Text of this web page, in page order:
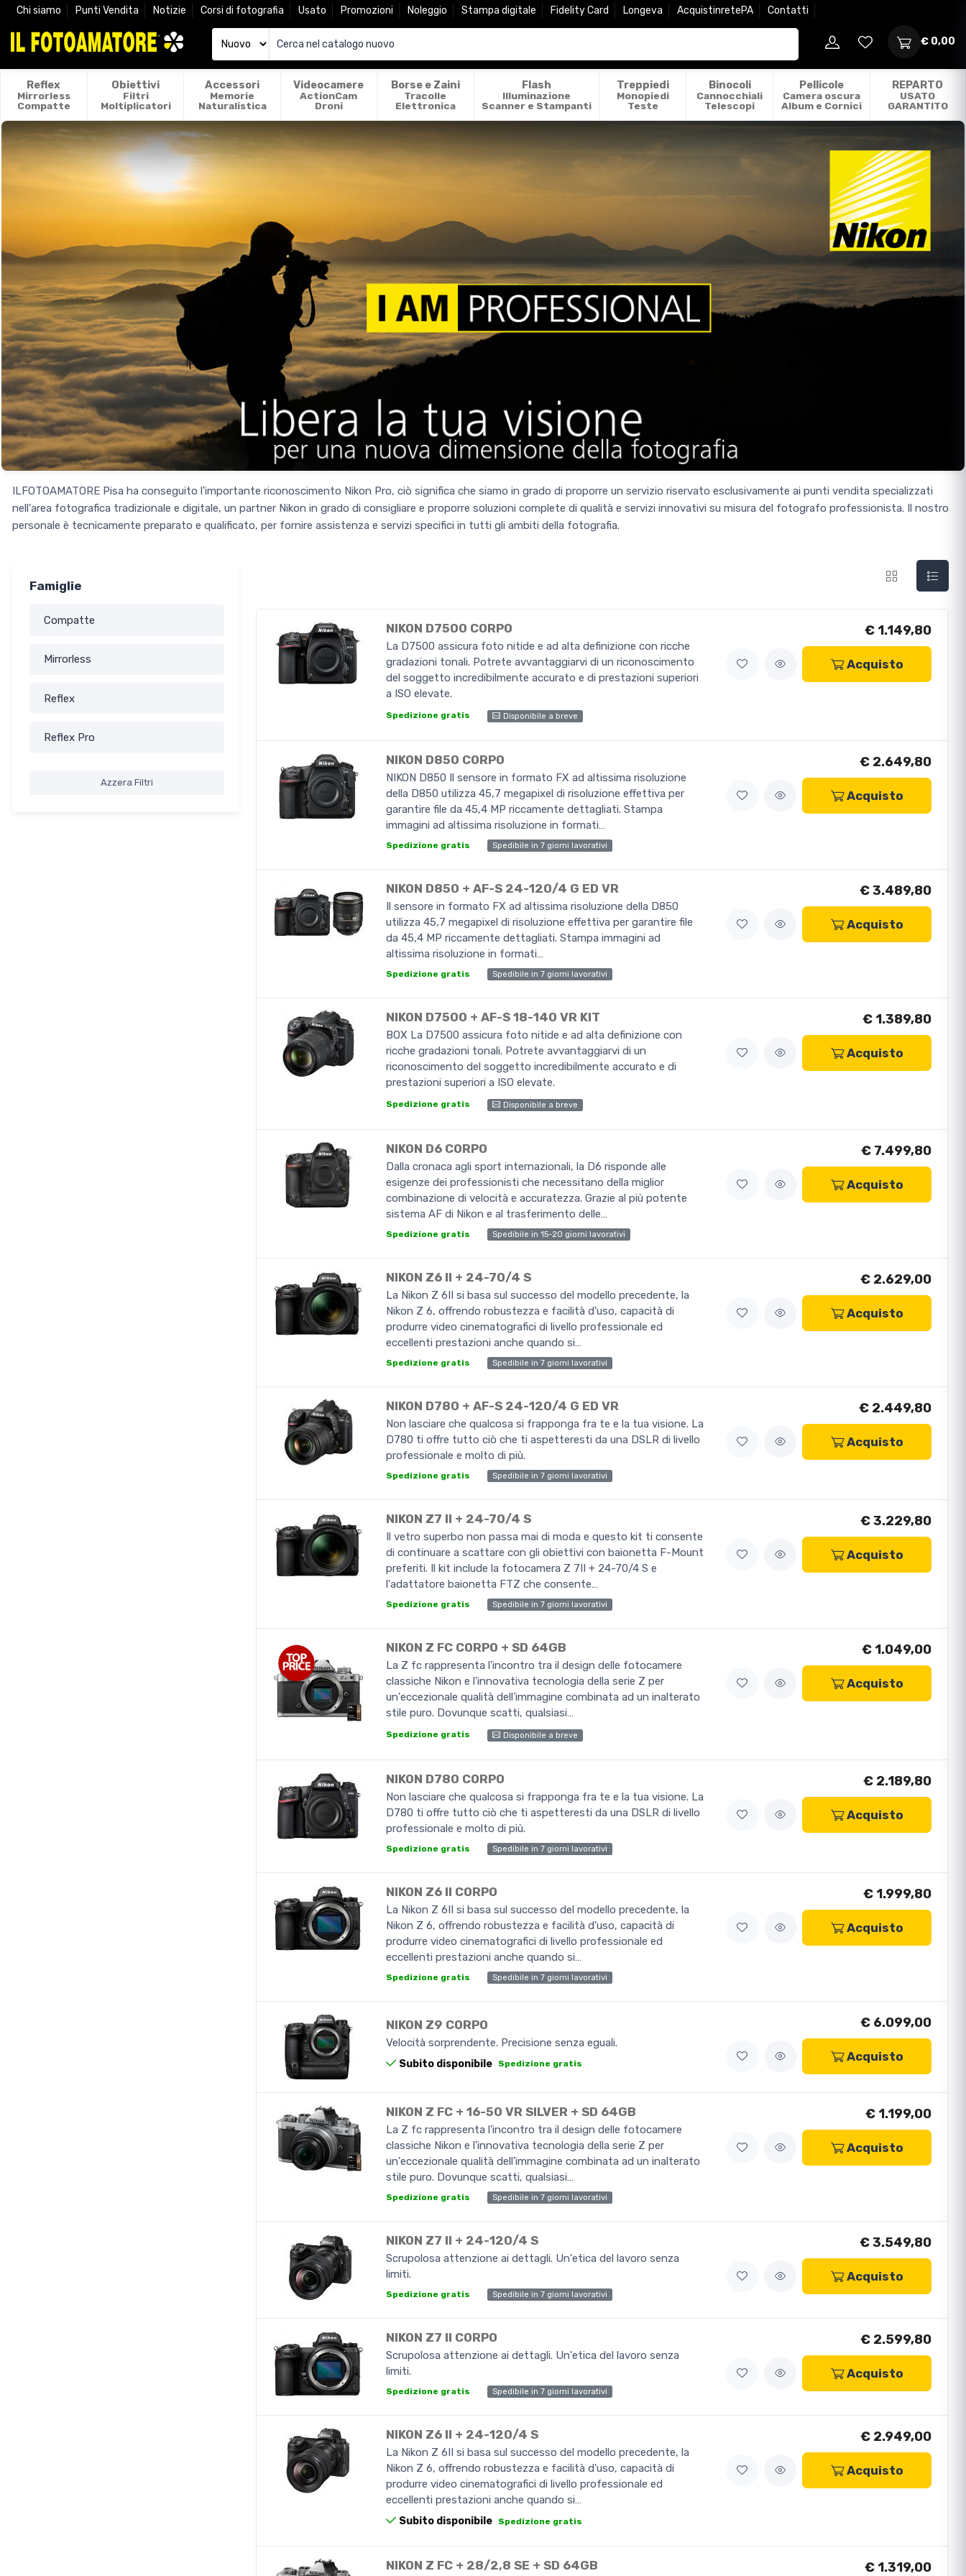
Chi siamo Punti Vendita Notizie Corsi di fotografia Usato Promozioni Noleggio Stampa digitale Fidelity Card Longeva AcquistinretePA Contatti
€ 0,00
Reflex
Mirrorless
Compatte
Obiettivi
Filtri
Moltiplicatori
Accessori
Memorie
Naturalistica
Videocamere
ActionCam
Droni
Borse e Zaini
Tracolle
Elettronica
Flash
Illuminazione
Scanner e Stampanti
Treppiedi
Monopiedi
Teste
Binocoli
Cannocchiali
Telescopi
Pellicole
Camera oscura
Album e Cornici
REPARTO
USATO
GARANTITO
ILFOTOAMATORE Pisa ha conseguito l'importante riconoscimento Nikon Pro, ciò significa che siamo in grado di proporre un servizio riservato esclusivamente ai punti vendita specializzati
nell'area fotografica tradizionale e digitale, un partner Nikon in grado di consigliare e proporre soluzioni complete di qualità e servizi innovativi su misura del fotografo professionista. Il nostro
personale è tecnicamente preparato e qualificato, per fornire assistenza e servizi specifici in tutti gli ambiti della fotografia.
Famiglie
Compatte
Mirrorless
Reflex
Reflex Pro
Azzera Filtri
NIKON D7500 CORPO
La D7500 assicura foto nitide e ad alta definizione con ricche
gradazioni tonali. Potrete avvantaggiarvi di un riconoscimento
del soggetto incredibilmente accurato e di prestazioni superiori
a ISO elevate.
Spedizione gratis Disponibile a breve
€ 1.149,80
Acquisto
NIKON D850 CORPO
NIKON D850 Il sensore in formato FX ad altissima risoluzione
della D850 utilizza 45,7 megapixel di risoluzione effettiva per
garantire file da 45,4 MP riccamente dettagliati. Stampa
immagini ad altissima risoluzione in formati…
Spedizione gratis Spedibile in 7 giorni lavorativi
€ 2.649,80
Acquisto
NIKON D850 + AF-S 24-120/4 G ED VR
Il sensore in formato FX ad altissima risoluzione della D850
utilizza 45,7 megapixel di risoluzione effettiva per garantire file
da 45,4 MP riccamente dettagliati. Stampa immagini ad
altissima risoluzione in formati…
Spedizione gratis Spedibile in 7 giorni lavorativi
€ 3.489,80
Acquisto
NIKON D7500 + AF-S 18-140 VR KIT
BOX La D7500 assicura foto nitide e ad alta definizione con
ricche gradazioni tonali. Potrete avvantaggiarvi di un
riconoscimento del soggetto incredibilmente accurato e di
prestazioni superiori a ISO elevate.
Spedizione gratis Disponibile a breve
€ 1.389,80
Acquisto
NIKON D6 CORPO
Dalla cronaca agli sport internazionali, la D6 risponde alle
esigenze dei professionisti che necessitano della miglior
combinazione di velocità e accuratezza. Grazie al più potente
sistema AF di Nikon e al trasferimento delle…
Spedizione gratis Spedibile in 15-20 giorni lavorativi
€ 7.499,80
Acquisto
NIKON Z6 II + 24-70/4 S
La Nikon Z 6II si basa sul successo del modello precedente, la
Nikon Z 6, offrendo robustezza e facilità d'uso, capacità di
produrre video cinematografici di livello professionale ed
eccellenti prestazioni anche quando si…
Spedizione gratis Spedibile in 7 giorni lavorativi
€ 2.629,00
Acquisto
NIKON D780 + AF-S 24-120/4 G ED VR
Non lasciare che qualcosa si frapponga fra te e la tua visione. La
D780 ti offre tutto ciò che ti aspetteresti da una DSLR di livello
professionale e molto di più.
Spedizione gratis Spedibile in 7 giorni lavorativi
€ 2.449,80
Acquisto
NIKON Z7 II + 24-70/4 S
Il vetro superbo non passa mai di moda e questo kit ti consente
di continuare a scattare con gli obiettivi con baionetta F-Mount
preferiti. Il kit include la fotocamera Z 7II + 24-70/4 S e
l'adattatore baionetta FTZ che consente…
Spedizione gratis Spedibile in 7 giorni lavorativi
€ 3.229,80
Acquisto
NIKON Z FC CORPO + SD 64GB
La Z fc rappresenta l'incontro tra il design delle fotocamere
classiche Nikon e l'innovativa tecnologia della serie Z per
un'eccezionale qualità dell'immagine combinata ad un inalterato
stile puro. Dovunque scatti, qualsiasi…
Spedizione gratis Disponibile a breve
€ 1.049,00
Acquisto
NIKON D780 CORPO
Non lasciare che qualcosa si frapponga fra te e la tua visione. La
D780 ti offre tutto ciò che ti aspetteresti da una DSLR di livello
professionale e molto di più.
Spedizione gratis Spedibile in 7 giorni lavorativi
€ 2.189,80
Acquisto
NIKON Z6 II CORPO
La Nikon Z 6II si basa sul successo del modello precedente, la
Nikon Z 6, offrendo robustezza e facilità d'uso, capacità di
produrre video cinematografici di livello professionale ed
eccellenti prestazioni anche quando si…
Spedizione gratis Spedibile in 7 giorni lavorativi
€ 1.999,80
Acquisto
NIKON Z9 CORPO
Velocità sorprendente. Precisione senza eguali.
Subito disponibile Spedizione gratis
€ 6.099,00
Acquisto
NIKON Z FC + 16-50 VR SILVER + SD 64GB
La Z fc rappresenta l'incontro tra il design delle fotocamere
classiche Nikon e l'innovativa tecnologia della serie Z per
un'eccezionale qualità dell'immagine combinata ad un inalterato
stile puro. Dovunque scatti, qualsiasi…
Spedizione gratis Spedibile in 7 giorni lavorativi
€ 1.199,00
Acquisto
NIKON Z7 II + 24-120/4 S
Scrupolosa attenzione ai dettagli. Un'etica del lavoro senza
limiti.
Spedizione gratis Spedibile in 7 giorni lavorativi
€ 3.549,80
Acquisto
NIKON Z7 II CORPO
Scrupolosa attenzione ai dettagli. Un'etica del lavoro senza
limiti.
Spedizione gratis Spedibile in 7 giorni lavorativi
€ 2.599,80
Acquisto
NIKON Z6 II + 24-120/4 S
La Nikon Z 6II si basa sul successo del modello precedente, la
Nikon Z 6, offrendo robustezza e facilità d'uso, capacità di
produrre video cinematografici di livello professionale ed
eccellenti prestazioni anche quando si…
Subito disponibile Spedizione gratis
€ 2.949,00
Acquisto
NIKON Z FC + 28/2,8 SE + SD 64GB € 1.319,00